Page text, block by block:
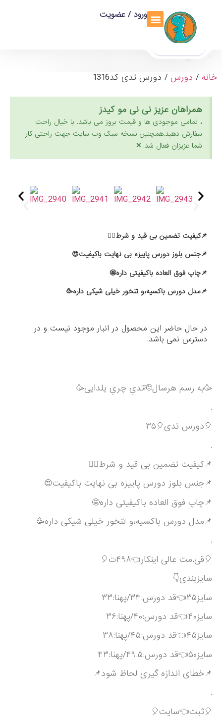
ورود / عضویت
خانه / دورس / دورس تدی کد1316
همراهان عزیز نی نی مو کیدز
، تمامی موجودی ها و قیمت بروز می باشد. با خیال راحت
سفارش دهید.همچنین نسخه سبک وب سایت جهت راحتی کار
شما عزیزان فعال شد. ×
📌کیفیت تضمین بی قید و شرط🙂‍↔️
📌جنس بلوز دورس پاییزه بی نهایت باکیفیت😍
📌چاپ فوق العاده باکیفیتی داره🤩
📌مدل دورس باکسیه،و تنخور خیلی شیکی داره🥳
در حال حاضر این محصول در انبار موجود نیست و در
دسترس نمی باشد.
🥳به رسم هرسال🫡تدیِ چریِ یلدایی🥳
.
🎈دورس تدی🎈۳۵
.
📌کیفیت تضمین بی قید و شرط🙂‍↔️
📌جنس بلوز دورس پاییزه بی نهایت باکیفیت😍
📌چاپ فوق العاده باکیفیتی داره🤩
📌مدل دورس باکسیه،و تنخور خیلی شیکی داره🥳
.
🎈قی.مت عالی اینکار👈۴۹۸ت🎈
سایزبندی👇
سایز۳۵👈قد دورس:۳۴/پهنا:۳۳
سایز۴۰👈قد دورس:۴۰/پهنا:۳۶
سایز۴۵👈قد دورس:۴۵/پهنا:۳۸
سایز۵۰👈قد دورس:۴۹.۵/پهنا:۴۳
📌خطای اندازه گیری لحاظ شود📌
.
🎈ثبت👈سایت🎈